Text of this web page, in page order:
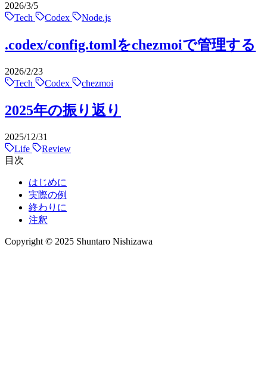
2026/3/5
Tech
Codex Node.js
.codex/config.tomlをchezmoiで管理する
2026/2/23
Tech
Codex chezmoi
2025年の振り返り
2025/12/31
Life
Review
目次
はじめに
実際の例
終わりに
注釈
Copyright © 2025 Shuntaro Nishizawa